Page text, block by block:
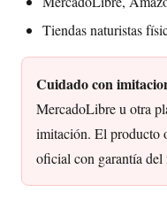
Tiendas naturistas
Cuidado con
MercadoLibre u otra
imitación. El producto
oficial con garantía del